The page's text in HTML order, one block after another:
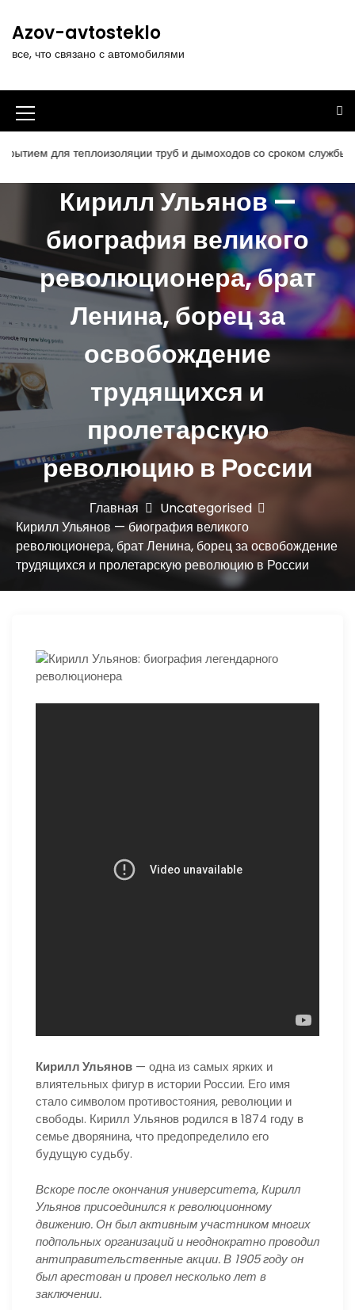
т
к
д
м
м
Azov-avtosteklo
все, что связано с автомобилями
И
к
о
а
м
е
н
ю
труб и дымоходов со сроком службы 25 лет
Кирилл Ульянов —
биография великого
революционера, брат
Ленина, борец за
освобождение
трудящихся и
пролетарскую
революцию в России
Главная
Uncategorised
Кирилл Ульянов — биография великого
революционера, брат Ленина, борец за освобождение
трудящихся и пролетарскую революцию в России
Кирилл Ульянов — одна из самых ярких и
влиятельных фигур в истории России. Его имя
стало символом противостояния, революции и
свободы. Кирилл Ульянов родился в 1874 году в
семье дворянина, что предопределило его
будущую судьбу.
Вскоре после окончания университета, Кирилл
Ульянов присоединился к революционному
движению. Он был активным участником многих
подпольных организаций и неоднократно проводил
антиправительственные акции. В 1905 году он
был арестован и провел несколько лет в
заключении.
i